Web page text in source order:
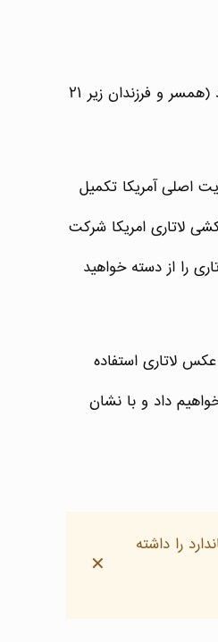
یکی از مدارک اصلی و مهم برای ثبت نام در لاتاری ، عکس پرسنلی است. در هنگام تکمیل فرم ثبت نام لاتاری ، حتما باید عکس خود و اعضای خانواده خود (همسر و فرزندان زیر ۲۱
اصلی آمریکا تکمیل
لاتاری امریکا شرکت
را از دسته خواهید
لاتاری استفاده
داد و با نشان
را داشته
✕